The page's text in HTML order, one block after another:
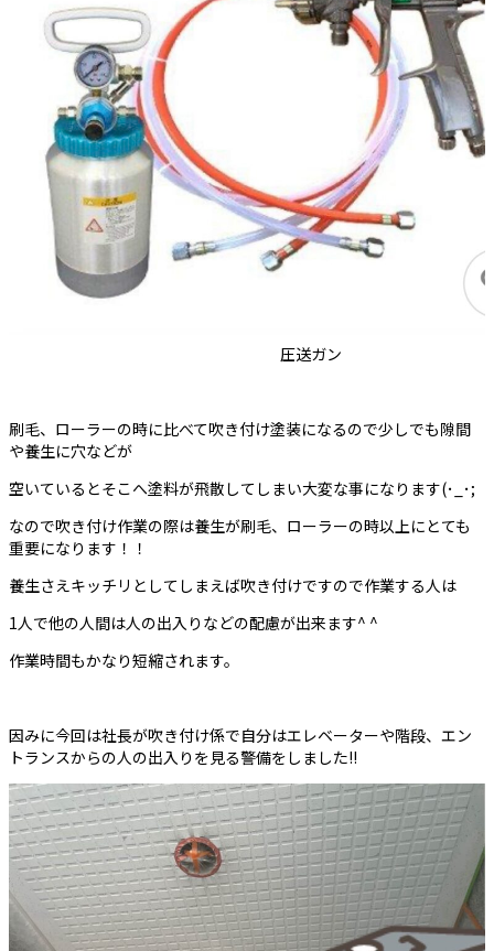
圧送ガン
刷毛、ローラーの時に比べて吹き付け塗装になるので少しでも隙間
や養生に穴などが
空いているとそこへ塗料が飛散してしまい大変な事になります(･_･;
なので吹き付け作業の際は養生が刷毛、ローラーの時以上にとても
重要になります！！
養生さえキッチリとしてしまえば吹き付けですので作業する人は
1人で他の人間は人の出入りなどの配慮が出来ます^ ^
作業時間もかなり短縮されます。
因みに今回は社長が吹き付け係で自分はエレベーターや階段、エン
トランスからの人の出入りを見る警備をしました!!